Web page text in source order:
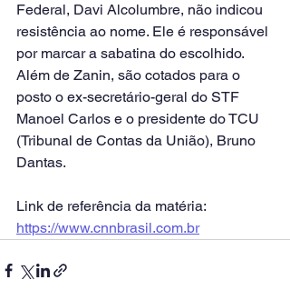
Federal, Davi Alcolumbre, não indicou
resistência ao nome. Ele é responsável
por marcar a sabatina do escolhido.
Além de Zanin, são cotados para o
posto o ex-secretário-geral do STF
Manoel Carlos e o presidente do TCU
(Tribunal de Contas da União), Bruno
Dantas.
Link de referência da matéria:
https://www.cnnbrasil.com.br